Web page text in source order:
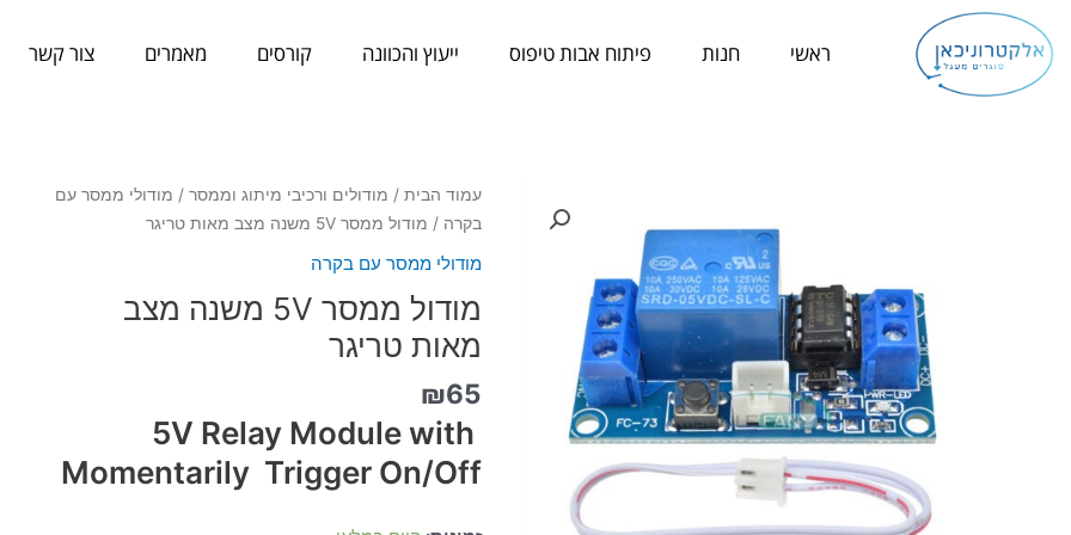
לתוכן
ראשי חנות פיתוח אבות טיפוס ייעוץ והכוונה קורסים מאמרים צור קשר
עמוד הבית/ מודולים ורכיבי מיתוג וממסר/ מודולי ממסר עם
בקרה / מודול ממסר 5V משנה מצב מאות טריגר
מודולי ממסר עם בקרה
מודול ממסר 5V משנה מצב
מאות טריגר
₪65
5V Relay Module with
Momentarily Trigger On/Off
כמות
של
מודול
5V
משנה
מצב
מאות
טריגר